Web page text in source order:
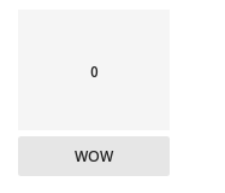
0
WOW